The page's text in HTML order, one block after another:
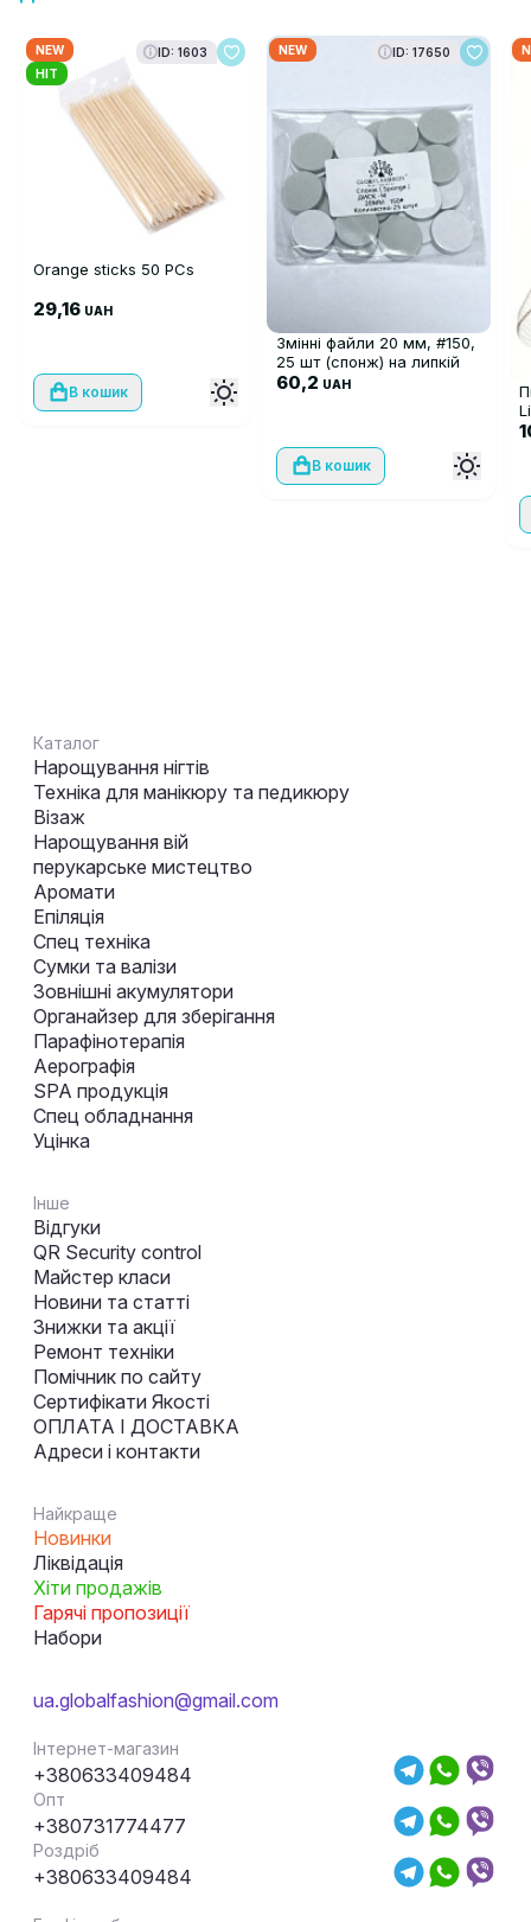
NEW
HIT
ID: 1603
Orange sticks 50 PCs
29,16 UAH
В кошик
NEW ID: 17650
Змінні файли 20 мм, #150,
25 шт (спонж) на липкій
основі для педикюрних
60,2 UAH
В кошик
Каталог
Нарощування нігтів
Техніка для манікюру та педикюру
Візаж
Нарощування вій
перукарське мистецтво
Аромати
Епіляція
Спец техніка
Сумки та валізи
Зовнішні акумулятори
Органайзер для зберігання
Парафінотерапія
Аерографія
SPA продукція
Спец обладнання
Уцінка
Інше
Відгуки
QR Security control
Майстер класи
Новини та статті
Знижки та акції
Ремонт техніки
Помічник по сайту
Сертифікати Якості
ОПЛАТА І ДОСТАВКА
Адреси і контакти
Найкраще
Новинки
Ліквідація
Хіти продажів
Гарячі пропозиції
Набори
ua.globalfashion@gmail.com
Інтернет-магазин
+380633409484
Опт
+380731774477
Роздріб
+380633409484